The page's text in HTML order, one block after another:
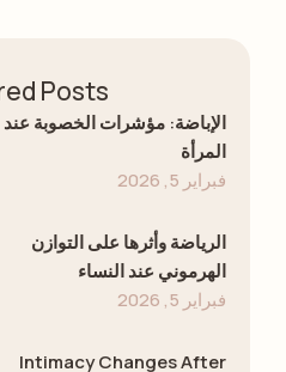
Posts
الإباضة: مؤشرات الخصوبة عند
المرأة
فبراير 5, 2026
الرياضة وأثرها على التوازن
الهرموني عند النساء
فبراير 5, 2026
Intimacy Changes After